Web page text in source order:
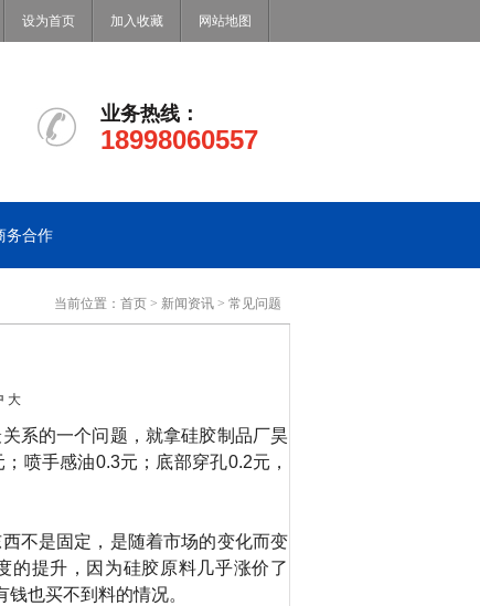
设为首页 加入收藏 网站地图
业务热线：
18998060557
务合作
当前位置： 首页 > 新闻资讯 > 常见问题
大
系的一个问题，就拿硅胶制品厂昊
；喷手感油0.3元；底部穿孔0.2元，
不是固定，是随着市场的变化而变
的提升，因为硅胶原料几乎涨价了
也买不到料的情况。